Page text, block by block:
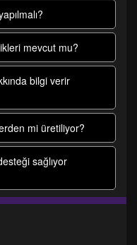
mevcut mu?
bilgi verir
mi üretiliyor?
sağlıyor